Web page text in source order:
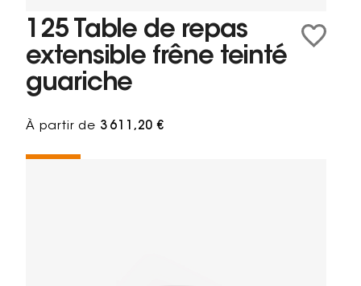
125 Table de repas
extensible frêne teinté
guariche
À partir de 3 611,20 €